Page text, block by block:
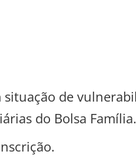
de
do Bolsa Família.